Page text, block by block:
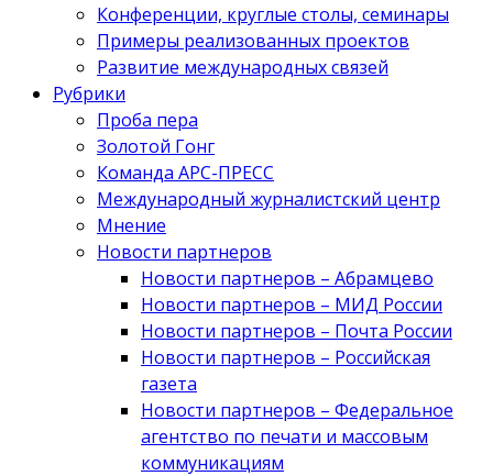
Конференции, круглые столы, семинары
Примеры реализованных проектов
Развитие международных связей
Рубрики
Проба пера
Золотой Гонг
Команда АРС-ПРЕСС
Международный журналистский центр
Мнение
Новости партнеров
Новости партнеров – Абрамцево
Новости партнеров – МИД России
Новости партнеров – Почта России
Новости партнеров – Российская
газета
Новости партнеров – Федеральное
агентство по печати и массовым
коммуникациям